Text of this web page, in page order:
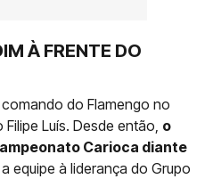
À FRENTE DO
do Flamengo no
Luís. Desde então, o
Carioca diante
equipe à liderança do Grupo